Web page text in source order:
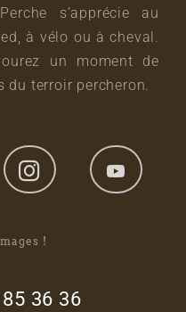
s’apprécie au
à vélo ou à cheval.
un moment de
terroir percheron.
!
36 36